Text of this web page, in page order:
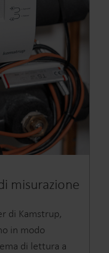
misurazione
di Kamstrup,
in modo
di lettura a